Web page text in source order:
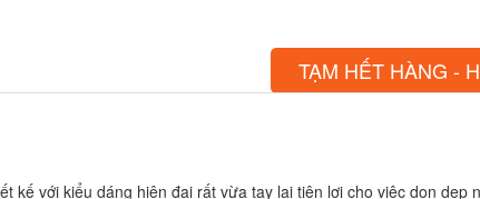
TẠM HẾT HÀNG -
kế với kiểu dáng hiện đại rất vừa tay lại tiện lợi cho việc dọn